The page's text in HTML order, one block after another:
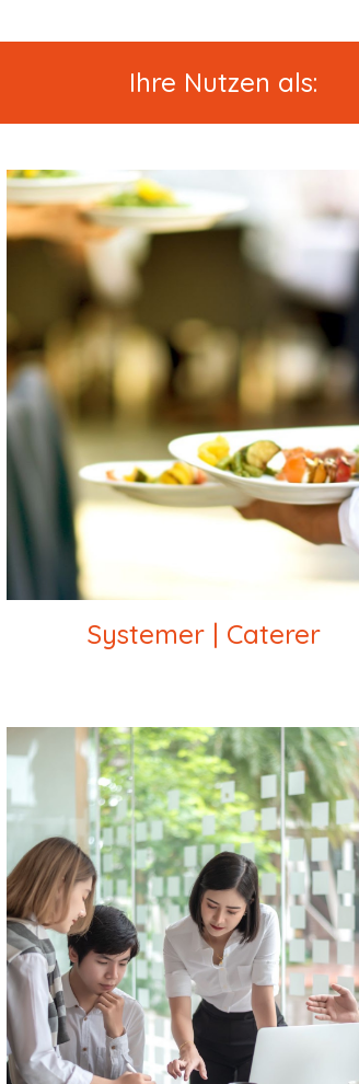
Ihre Nutzen als:
Systemer | Caterer